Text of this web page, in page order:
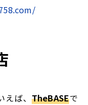
ば、 TheBASEで